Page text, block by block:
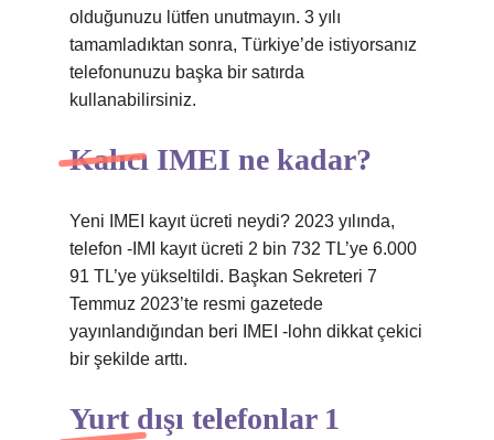
olduğunuzu lütfen unutmayın. 3 yılı
tamamladıktan sonra, Türkiye’de istiyorsanız
telefonunuzu başka bir satırda
kullanabilirsiniz.
Kalıcı IMEI ne kadar?
Yeni IMEI kayıt ücreti neydi? 2023 yılında,
telefon -IMI kayıt ücreti 2 bin 732 TL’ye 6.000
91 TL’ye yükseltildi. Başkan Sekreteri 7
Temmuz 2023’te resmi gazetede
yayınlandığından beri IMEI -lohn dikkat çekici
bir şekilde arttı.
Yurt dışı telefonlar 1